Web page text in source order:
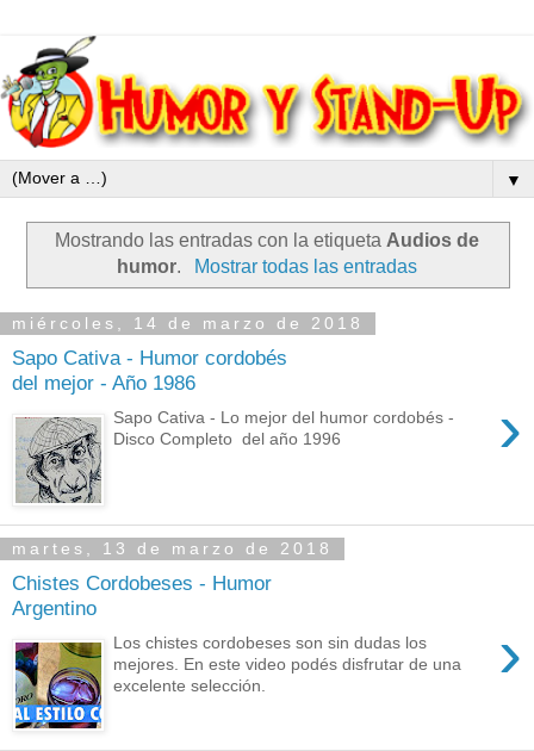
▼
Mostrando las entradas con la etiqueta Audios de
humor. Mostrar todas las entradas
miércoles, 14 de marzo de 2018
Sapo Cativa - Humor cordobés
del mejor - Año 1986
›
Sapo Cativa - Lo mejor del humor cordobés -
Disco Completo del año 1996
martes, 13 de marzo de 2018
Chistes Cordobeses - Humor
Argentino
›
Los chistes cordobeses son sin dudas los
mejores. En este video podés disfrutar de una
excelente selección.